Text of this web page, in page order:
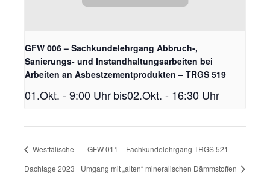
GFW 006 – Sachkundelehrgang Abbruch-,
Sanierungs- und Instandhaltungsarbeiten bei
Arbeiten an Asbestzementprodukten – TRGS 519
01.Okt. - 9:00 Uhrbis02.Okt. - 16:30 Uhr
Westfälische
Dachtage 2023
GFW 011 – Fachkundelehrgang TRGS 521 –
Umgang mit „alten“ mineralischen Dämmstoffen